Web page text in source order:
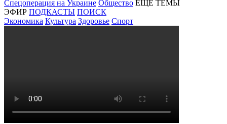
Спецоперация на Украине Общество ЕЩЕ ТЕМЫ
ЭФИР ПОДКАСТЫ ПОИСК
Экономика Культура Здоровье Спорт